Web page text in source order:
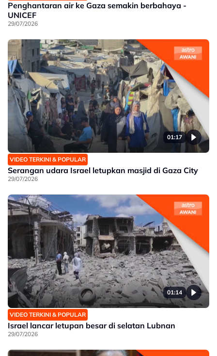
Penghantaran air ke Gaza semakin berbahaya -
UNICEF
29/07/2026
01:17
VIDEO TERKINI & POPULAR
Serangan udara Israel letupkan masjid di Gaza City
29/07/2026
01:14
VIDEO TERKINI & POPULAR
Israel lancar letupan besar di selatan Lubnan
29/07/2026